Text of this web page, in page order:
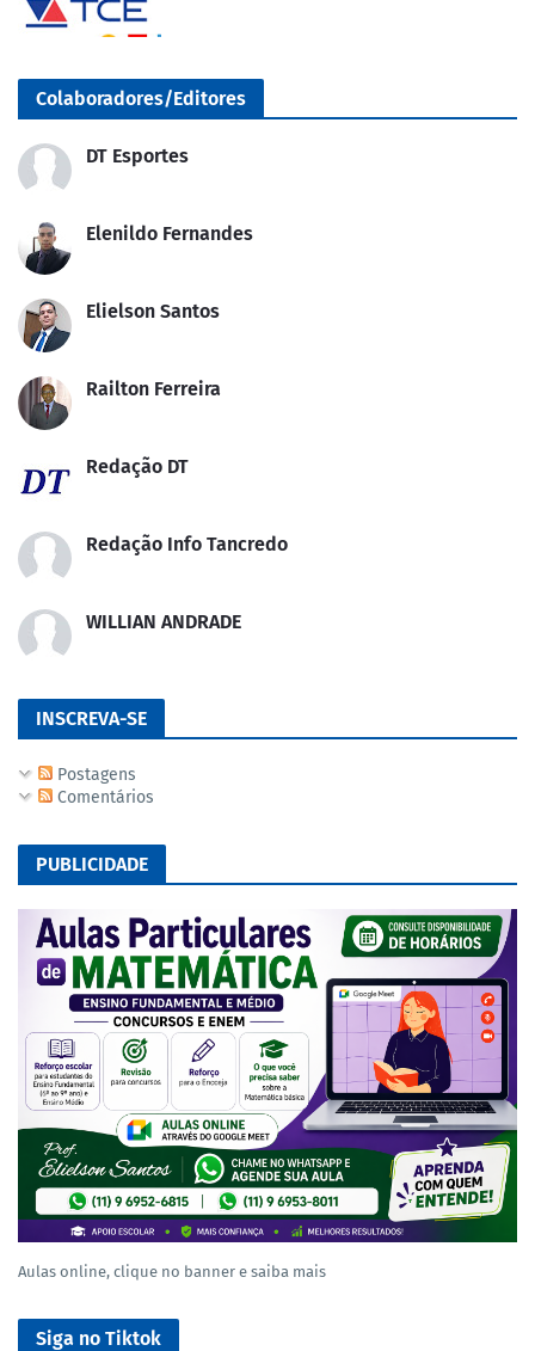
Colaboradores/Editores
DT Esportes
Elenildo Fernandes
Elielson Santos
Railton Ferreira
Redação DT
Redação Info Tancredo
WILLIAN ANDRADE
INSCREVA-SE
Postagens
Comentários
PUBLICIDADE
Aulas online, clique no banner e saiba mais
Siga no Tiktok